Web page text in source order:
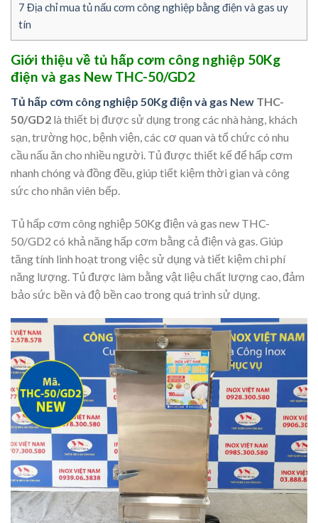
7 Địa chỉ mua tủ nấu cơm công nghiệp bằng điện và gas uy
tín
Giới thiệu về tủ hấp cơm công nghiệp 50Kg
điện và gas New THC-50/GD2
Tủ hấp cơm công nghiệp 50Kg điện và gas New THC-
50/GD2 là thiết bị được sử dụng trong các nhà hàng, khách
sạn, trường học, bệnh viện, các cơ quan và tổ chức có nhu
cầu nấu ăn cho nhiều người. Tủ được thiết kế để hấp cơm
nhanh chóng và đồng đều, giúp tiết kiệm thời gian và công
sức cho nhân viên bếp.
Tủ hấp cơm công nghiệp 50Kg điện và gas new THC-
50/GD2 có khả năng hấp cơm bằng cả điện và gas. Giúp
tăng tính linh hoạt trong việc sử dụng và tiết kiệm chi phí
năng lượng. Tủ được làm bằng vật liệu chất lượng cao, đảm
bảo sức bền và độ bền cao trong quá trình sử dụng.